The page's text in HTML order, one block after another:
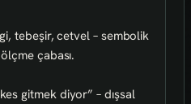
tebeşir, cetvel – sembolik
çabası.
gitmek diyor” – dışsal